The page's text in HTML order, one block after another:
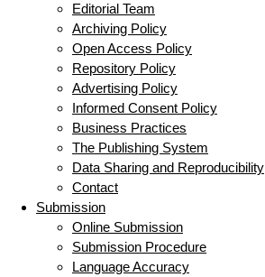
Editorial Team
Archiving Policy
Open Access Policy
Repository Policy
Advertising Policy
Informed Consent Policy
Business Practices
The Publishing System
Data Sharing and Reproducibility
Contact
Submission
Online Submission
Submission Procedure
Language Accuracy